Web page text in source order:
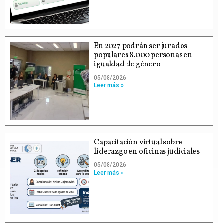
En 2027 podrán ser jurados
populares 8.000 personas en
igualdad de género
05/08/2026
Leer más »
Capacitación virtual sobre
liderazgo en oficinas judiciales
05/08/2026
Leer más »